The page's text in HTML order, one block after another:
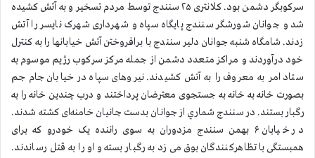
سرکوبگر دشمن بود. کلانتری ۲۵ سنندج توسط مردم تسخیر و به آتش کشیده
شد و جوانان شورشگر سنندج پایگاه سپاه و شهرداری شهرک نایسر را آتش
زدند. شامگاه شنبه جوانان دلیر سنندج با برافروختن آتش خیابانها را به کنترل
خود درآوردند و مراکز متعدد دشمن از جمله مرکز سرکوب رژیم موسوم به
ستاد امر به معروف را به آتش کشیدند. نیروهای سپاه در خیابان جام جم
بصورت خانه به خانه به جستجوی معترضان پرداختند و درب چندین خانه را به
رگبار بستند. در سنندج شماري از جوانان بدست جانیان خامنه‌ای کشته شدند.
در خیابان ۶ بهمن سنندج مزدوران به سوی راننده یک خودرو که برای
همبستگی با تظاهرکنندگان بوق می زد به رگبار بسته و او را به قتل رساندند.